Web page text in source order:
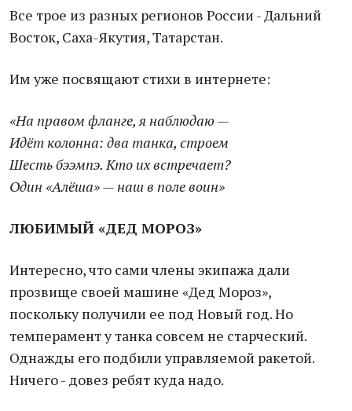
Все трое из разных регионов России - Дальний
Восток, Саха-Якутия, Татарстан.
Им уже посвящают стихи в интернете:
«На правом фланге, я наблюдаю —
Идёт колонна: два танка, строем
Шесть бээмпэ. Кто их встречает?
Один «Алёша» — наш в поле воин»
ЛЮБИМЫЙ «ДЕД МОРОЗ»
Интересно, что сами члены экипажа дали
прозвище своей машине «Дед Мороз»,
поскольку получили ее под Новый год. Но
темперамент у танка совсем не старческий.
Однажды его подбили управляемой ракетой.
Ничего - довез ребят куда надо.